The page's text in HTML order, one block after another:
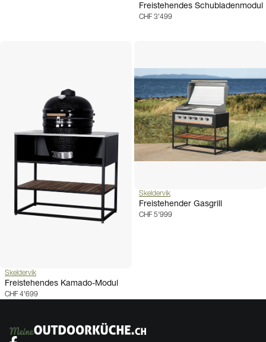
Freistehendes Schubladenmodul
CHF 3'499
Skeldervik
Freistehendes Kamado-Modul
CHF 4'699
Skeldervik
Freistehender Gasgrill
CHF 5'999